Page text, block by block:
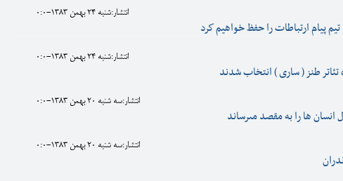
انتشار:شنبه 24 بهمن 1383-0:0
پيام ارتباطات را حفظ خواهيم كرد
انتشار:شنبه 24 بهمن 1383-0:0
تئاتر طنز ( ساری ) انتخاب شدند
انتشار:سه شنبه 20 بهمن 1383-0:0
انسان ها را به مقصد مىرساند
انتشار:سه شنبه 20 بهمن 1383-0:0